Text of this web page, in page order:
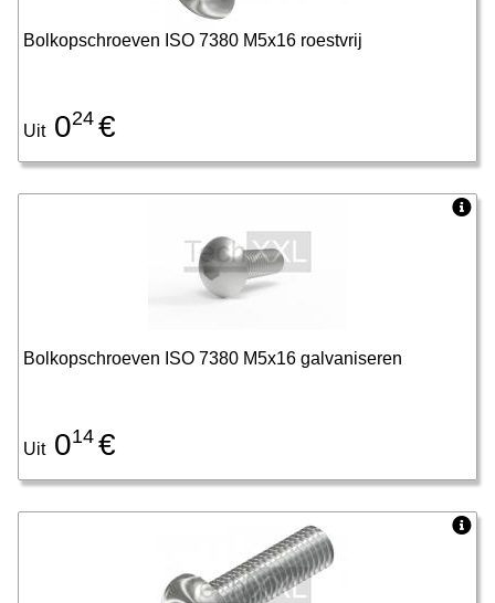
Bolkopschroeven ISO 7380 M5x16 roestvrij
Uit024 €
Bolkopschroeven ISO 7380 M5x16 galvaniseren
Uit014 €